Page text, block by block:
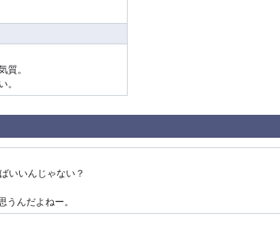
質。
。
いいんじゃない？
んだよねー。